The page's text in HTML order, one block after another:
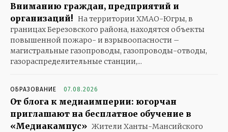
Вниманию граждан, предприятий и
организаций! На территории ХМАО-Югры, в
границах Березовского района, находятся объекты
повышенной пожаро- и взрывоопасности –
магистральные газопроводы, газопроводы-отводы,
газораспределительные станции,...
ОБРАЗОВАНИЕ 07.08.2026
От блога к медиаимперии: югорчан
приглашают на бесплатное обучение в
«Медиакампус» Жители Ханты-Мансийского